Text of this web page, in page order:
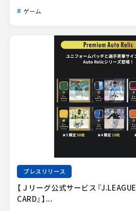
ゲーム
プレスリリース
【Ｊリーグ公式サービス『
CARD』】...